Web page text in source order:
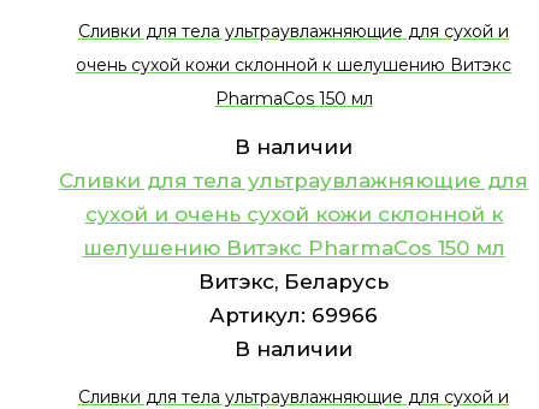
Сливки для тела ультраувлажняющие для сухой и
очень сухой кожи склонной к шелушению Витэкс
PharmaCos 150 мл
В наличии
Сливки для тела ультраувлажняющие для
сухой и очень сухой кожи склонной к
шелушению Витэкс PharmaCos 150 мл
Витэкс, Беларусь
Артикул: 69966
В наличии
Сливки для тела ультраувлажняющие для сухой и